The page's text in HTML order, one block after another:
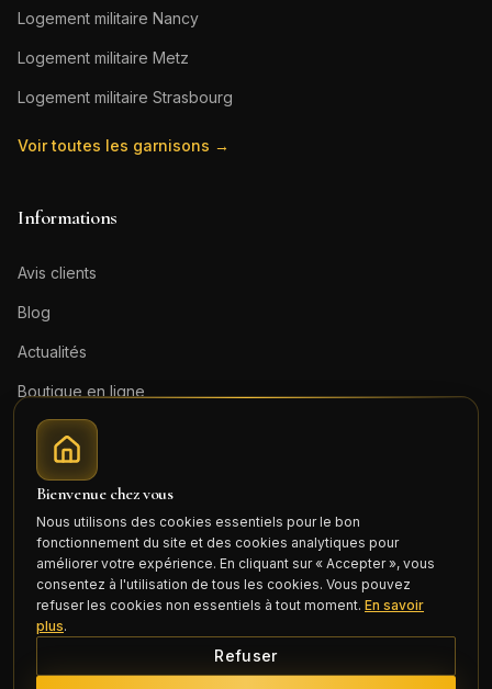
Logement militaire Nancy
Logement militaire Metz
Logement militaire Strasbourg
Voir toutes les garnisons →
Informations
Avis clients
Blog
Actualités
Boutique en ligne
Contact
Mentions légales
Connexion
Bienvenue chez vous
Nous utilisons des cookies essentiels pour le bon
fonctionnement du site et des cookies analytiques pour
améliorer votre expérience. En cliquant sur « Accepter », vous
consentez à l'utilisation de tous les cookies. Vous pouvez
refuser les cookies non essentiels à tout moment. En savoir
plus.
Refuser